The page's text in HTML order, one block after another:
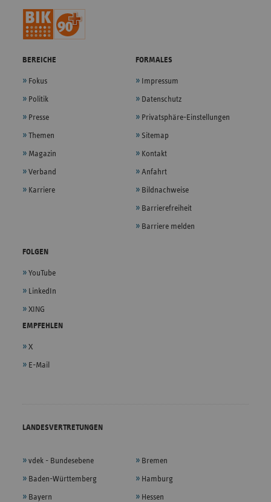
BEREICHE
Fokus
Politik
Presse
Themen
Magazin
Verband
Karriere
FORMALES
Impressum
Datenschutz
Privatsphäre-Einstellungen
Sitemap
Kontakt
Anfahrt
Bildnachweise
Barrierefreiheit
Barriere melden
FOLGEN
YouTube
LinkedIn
XING
EMPFEHLEN
X
E-Mail
LANDESVERTRETUNGEN
vdek - Bundesebene
Baden-Württemberg
Bayern
Bremen
Hamburg
Hessen